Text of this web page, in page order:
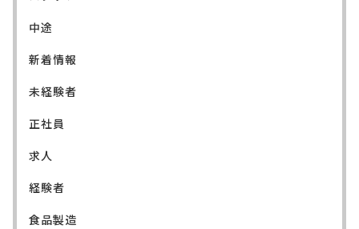
中途
新着情報
未経験者
正社員
求人
経験者
食品製造